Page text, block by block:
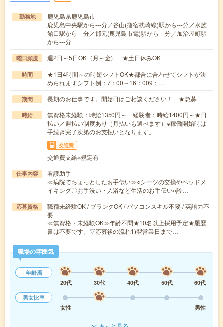
勤務地
鹿児島県鹿児島市
鹿児島中央駅から---分／谷山(指宿枕崎線)駅から---分／水族
館口駅から---分／郡元(鹿児島市電)駅から---分／加治屋町駅
から---分
曜日頻度 週2日～5日OK（月～金） ★土日休みOK
時間
★1日4時間～の時短シフトOK★都合に合わせてシフトが決
められますシフト例：7：00～16：009：…
期間 長期のお仕事です。開始日はご相談ください！ ★急募
時給
無資格未経験：時給1350円～ 経験者：時給1400円～★日
払い／週払い制度あり（月払いも選べます）※稼働開始時は
手続き完了次第のお支払いとなります。
交通費
交通費支給※規定有
仕事内容
看護助手
≪病院でちょっとしたお手伝い≫○シーツの交換やベッドメ
イキング〇お手洗い・入浴など生活のお手伝い○診…
応募資格
職種未経験OK / ブランクOK / パソコンスキル不要 / 英語力不
要
≪無資格・未経験OK≫年齢不問★10名以上採用予定★履歴
書は不要です。▽応募後の流れ1)翌営業日まで…
職場の雰囲気
年齢層
20代
30代 40代 50代
60代
男女比率
女性
男性
もっと見る